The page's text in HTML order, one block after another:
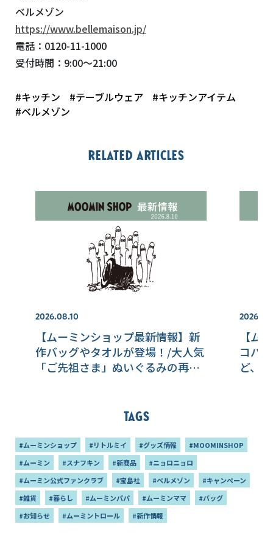
ベルメゾン
https://www.bellemaison.jp/
電話： 0120-11-1000
受付時間： 9:00～21:00
#キッチン #テーブルウェア
#キッチンアイテム
#ベルメゾン
Related articles
2026.08.10
【ムーミンショップ最新情報】新
作バッグやタオルが登場！/大人気
「ご先祖さま」ぬいぐるみの再入
【ム
コバ
ど、
Tags
#ムーミンショップ #リトルミイ #グッズ情報
#MOOMINSHOP
#ムーミン
#スナフキン #新商品
#ニョロニョロ
#ムーミン公式ファンクラブ
#宝島社 #ベルメゾン
#キャンペーン
#雑貨
#暮らし #ムーミンパパ #ムーミンママ
#バッグ
#お知らせ
#ムーミントロール #新作情報